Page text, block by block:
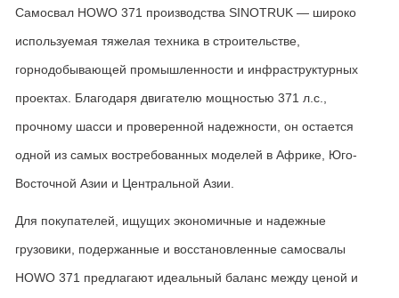
Самосвал HOWO 371 производства SINOTRUK — широко
используемая тяжелая техника в строительстве
горнодобывающей промышленности и инфраструктурных
проектах Благодаря двигателю мощностью 371 л с
прочному шасси и проверенной надежности он остается
одной из самых востребованных моделей в Африке Юго-
Восточной Азии и Центральной Азии
Для покупателей
ищущих экономичные и надежные
грузовики
подержанные и восстановленные самосвалы
HOWO 371 предлагают идеальный баланс между ценой и